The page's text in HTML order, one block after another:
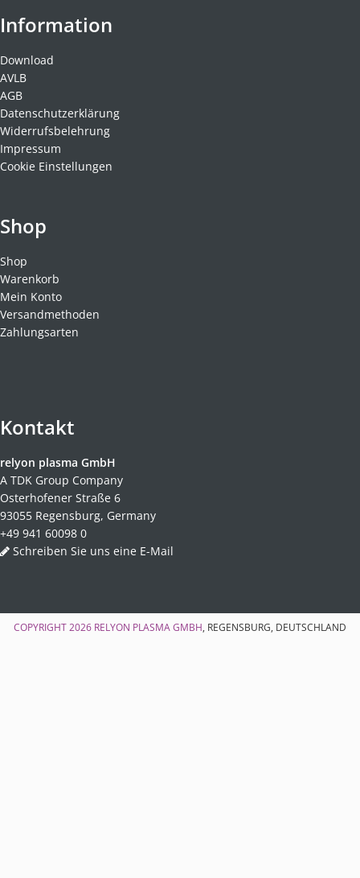
Information
Download
AVLB
AGB
Datenschutzerklärung
Widerrufsbelehrung
Impressum
Cookie Einstellungen
Shop
Shop
Warenkorb
Mein Konto
Versandmethoden
Zahlungsarten
Kontakt
relyon plasma GmbH
A TDK Group Company
Osterhofener Straße 6
93055 Regensburg, Germany
+49 941 60098 0
Schreiben Sie uns eine E-Mail
COPYRIGHT 2026 RELYON PLASMA GMBH, REGENSBURG, DEUTSCHLAND